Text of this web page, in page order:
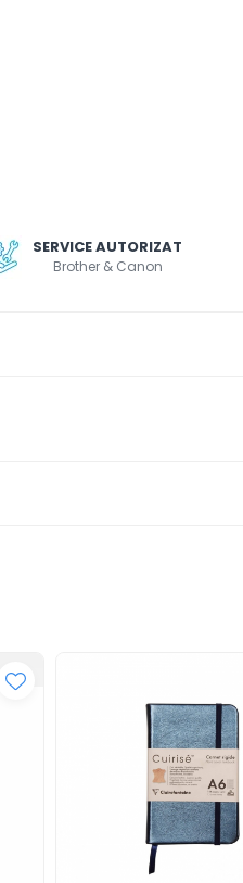
SERVICE AUTORIZAT
Brother & Canon